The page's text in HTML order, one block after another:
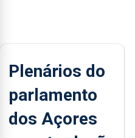
Plenários do
parlamento
dos Açores